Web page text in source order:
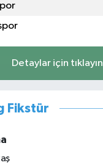
Detaylar için tıklayın
Fikstür